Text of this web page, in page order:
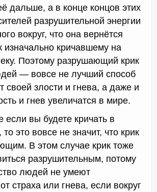
дальше, а в конце концов этих
разрушительной энергии
вокруг, что она вернётся
изначально кричавшему на
Поэтому разрушающий крик
— вовсе не лучший способ
своей злости и гнева, а даже и
и гнев увеличатся в мире.
если вы будете кричать в
это вовсе не значит, что крик
В этом случае крик тоже
разрушительным, потому
людей не умеют
страха или гнева, если вокруг